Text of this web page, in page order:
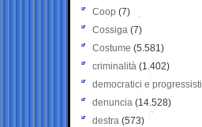
Coop (7)
Cossiga (7)
Costume (5.581)
criminalità (1.402)
democratici e progressisti
denuncia (14.528)
destra (573)